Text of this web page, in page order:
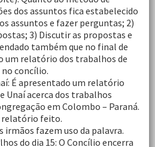
dos assuntos fica estabelecido
assuntos e fazer perguntas; 2)
3) Discutir as propostas e
também que no final de
um relatório dos trabalhos de
concílio.
É apresentado um relatório
Unaí acerca dos trabalhos
em Colombo – Paraná.
relatório feito.
irmãos fazem uso da palavra.
do dia 15: O Concílio encerra